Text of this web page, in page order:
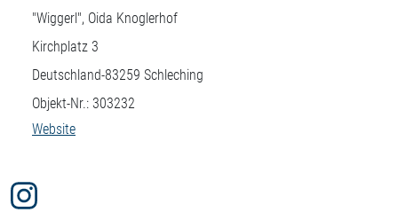
"Wiggerl", Oida Knoglerhof
Kirchplatz 3
Deutschland-83259 Schleching
Objekt-Nr.: 303232
Website